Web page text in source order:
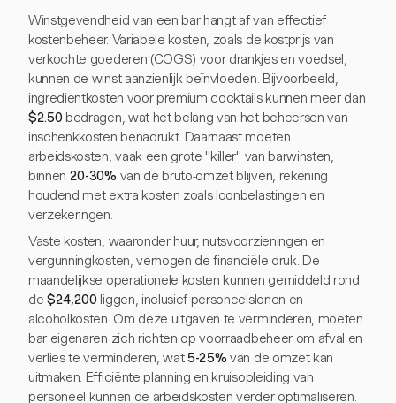
Winstgevendheid van een bar hangt af van effectief
kostenbeheer. Variabele kosten, zoals de kostprijs van
verkochte goederen (COGS) voor drankjes en voedsel,
kunnen de winst aanzienlijk beïnvloeden. Bijvoorbeeld,
ingredientkosten voor premium cocktails kunnen meer dan
$2.50bedragen, wat het belang van het beheersen van
inschenkkosten benadrukt. Daarnaast moeten
arbeidskosten, vaak een grote "killer" van barwinsten,
binnen 20-30% van de bruto-omzet blijven, rekening
houdend met extra kosten zoals loonbelastingen en
verzekeringen.
Vaste kosten, waaronder huur, nutsvoorzieningen en
vergunningkosten, verhogen de financiële druk. De
maandelijkse operationele kosten kunnen gemiddeld rond
de$24,200liggen, inclusief personeelslonen en
alcoholkosten. Om deze uitgaven te verminderen, moeten
bar eigenaren zich richten op voorraadbeheer om afval en
verlies te verminderen, wat5-25% van de omzet kan
uitmaken. Efficiënte planning en kruisopleiding van
personeel kunnen de arbeidskosten verder optimaliseren.